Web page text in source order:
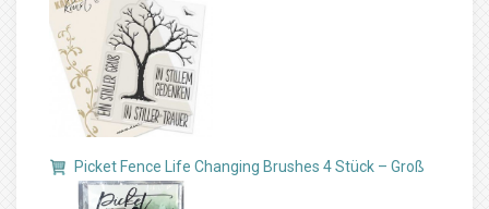
Picket Fence Life Changing Brushes 4 Stück – Groß